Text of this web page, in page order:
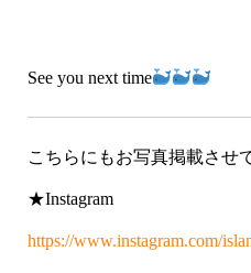
See you next time
こちらにもお写真掲載させ
★Instagram
https://www.instagram.com/